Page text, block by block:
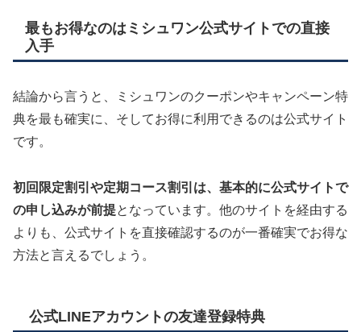
最もお得なのはミシュワン公式サイトでの直接
入手
結論から言うと、ミシュワンのクーポンやキャンペーン特
典を最も確実に、そしてお得に利用できるのは公式サイト
です。
初回限定割引や定期コース割引は、基本的に公式サイトで
の申し込みが前提となっています。他のサイトを経由する
よりも、公式サイトを直接確認するのが一番確実でお得な
方法と言えるでしょう。
公式LINEアカウントの友達登録特典